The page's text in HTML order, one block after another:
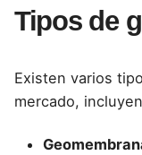
Tipos de
Existen varios
mercado,